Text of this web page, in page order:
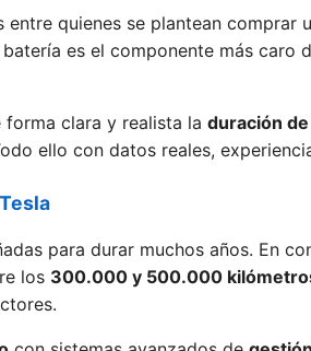
quienes se plantean comprar
es el componente más caro
clara y realista la duración
ello con datos reales,
para durar muchos años. En
los 300.000 y 500.000